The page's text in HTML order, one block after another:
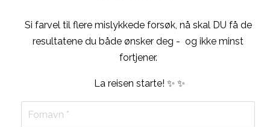
Si farvel til flere mislykkede forsøk, nå skal DU få de
resultatene du både ønsker deg - og ikke minst
fortjener.
La reisen starte! ✨ ✨